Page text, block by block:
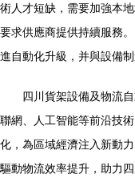
術人才短缺，需要加強本
要求供應商提供持續服務
進自動化升級，并與設備
四川貨架設備及物流
聯網、人工智能等前沿技
化，為區域經濟注入新動
驅動物流效率提升，助力